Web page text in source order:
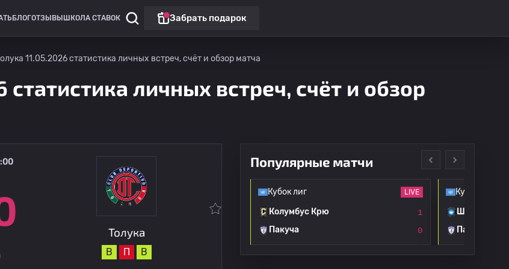
БЛОГОТЗЫВЫ ШКОЛА СТАВОК Забрать подарок
11.05.2026 статистика личных встреч, счёт и обзор матча
статистика личных встреч, счёт и обзор
Толука
В П В
Популярные матчи
Кубок лиг
Даллас
13.08
Кубок лиг LIVE
Колумбус Крю 1
Пакуча 0
Кубок лиг
Шарлотт
Пакуча